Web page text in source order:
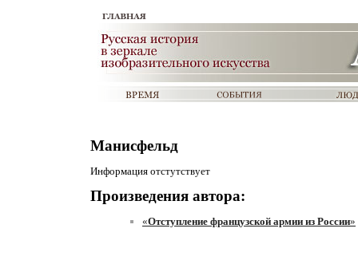
Манисфельд
Информация отстутствует
Произведения автора:
«Отступление французской армии из России»